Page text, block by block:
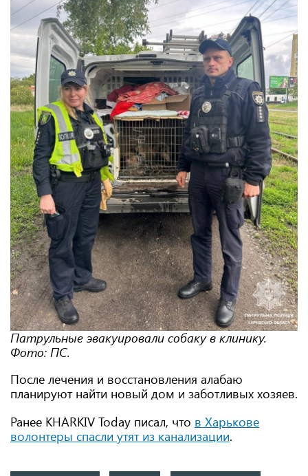
Патрульные эвакуировали собаку в клинику.
Фото: ПС.
После лечения и восстановления алабаю
планируют найти новый дом и заботливых хозяев.
Ранее KHARKIV Today писал, что в Харькове
волонтеры спасли утят из канализации.